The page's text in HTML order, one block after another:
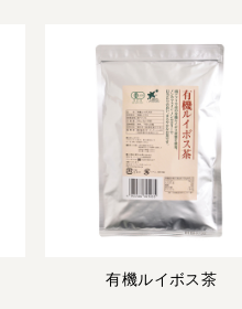
有機ルイボス茶